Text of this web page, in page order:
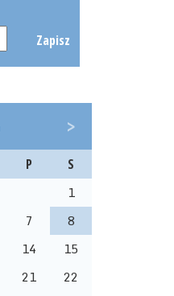
Zapisz
>
P S
1
7
8
14
15
21
22